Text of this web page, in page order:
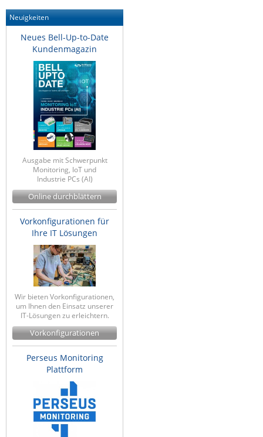
Neuigkeiten
Neues Bell-Up-to-Date
Kundenmagazin
Ausgabe mit Schwerpunkt
Monitoring, IoT und
Industrie PCs (AI)
Online durchblättern
Vorkonfigurationen für
Ihre IT Lösungen
Wir bieten Vorkonfigurationen,
um Ihnen den Einsatz unserer
IT-Lösungen zu erleichtern.
Vorkonfigurationen
Perseus Monitoring
Plattform